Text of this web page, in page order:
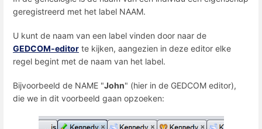
geregistreerd met het label NAAM.
U kunt de naam van een label vinden door naar de
GEDCOM-editor te kijken, aangezien in deze editor elke
regel begint met de naam van het label.
Bijvoorbeeld de NAME "John" (hier in de GEDCOM editor),
die we in dit voorbeeld gaan opzoeken: